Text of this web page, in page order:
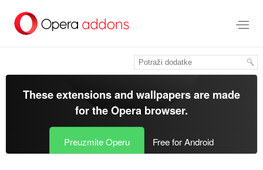
glavni
These extensions and wallpapers are made
for theOpera browser.
Preuzmite Operu Free for Android